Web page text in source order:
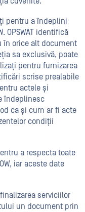
pentru a îndeplini
OPSWAT identifică
în orice alt document
sa exclusivă, poate
pentru furnizarea
scrise prealabile
actele și
îndeplinesc
ca și cum ar fi acte
condiții
a respecta toate
iar aceste date
serviciilor
un document prin